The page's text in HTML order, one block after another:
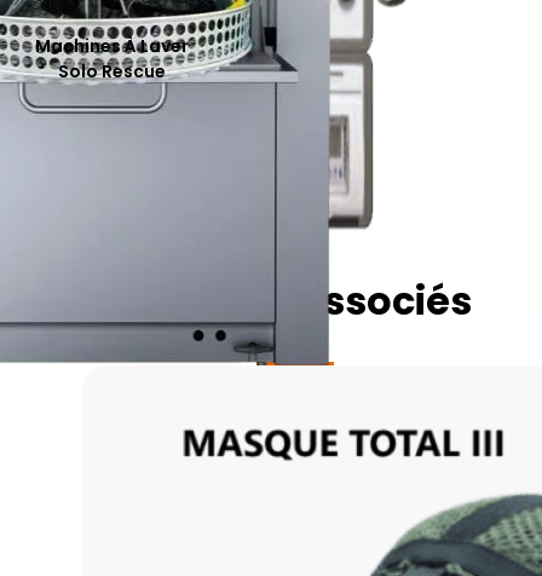
Machines À Laver
Solo Rescue
Produits associés